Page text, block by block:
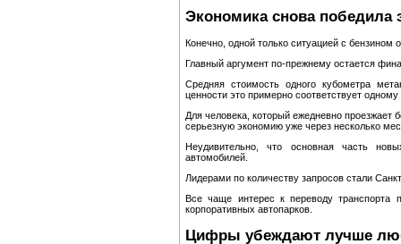
Экономика снова победила
Конечно, одной только ситуацией с бензином
Главный аргумент по-прежнему остается
Средняя стоимость одного кубометра
ценности это примерно соответствует одному
Для человека, который ежедневно проезжает
серьезную экономию уже через несколько
Неудивительно, что основная часть
автомобилей.
Лидерами по количеству запросов стали
Все чаще интерес к переводу транспорта
корпоративных автопарков.
Цифры убеждают лучше